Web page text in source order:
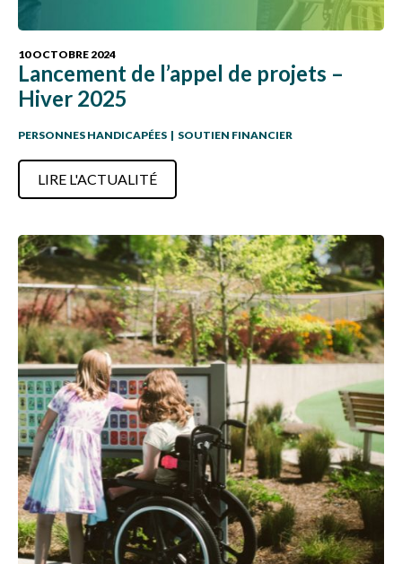
10 OCTOBRE 2024
Lancement de l’appel de projets –
Hiver 2025
PERSONNES HANDICAPÉES | SOUTIEN FINANCIER
LIRE L'ACTUALITÉ